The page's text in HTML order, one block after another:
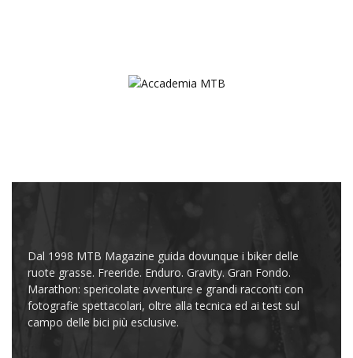
Dal 1998 MTB Magazine guida dovunque i biker delle
ruote grasse. Freeride. Enduro. Gravity. Gran Fondo.
Marathon: spericolate avventure e grandi racconti con
fotografie spettacolari, oltre alla tecnica ed ai test sul
campo delle bici più esclusive.